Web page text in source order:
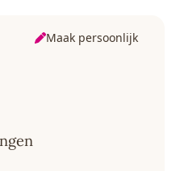
Maak persoonlijk